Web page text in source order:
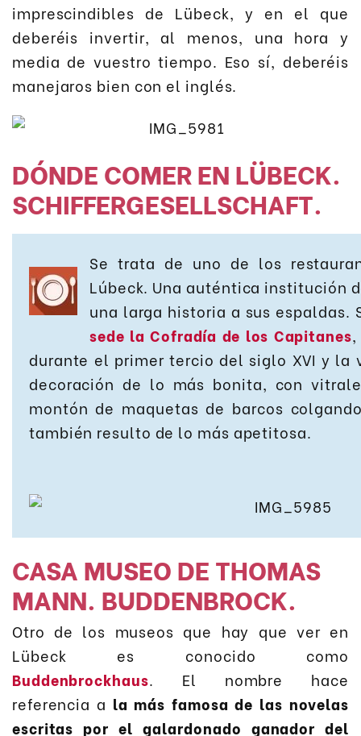
imprescindibles de Lübeck, y en el que
deberéis invertir, al menos, una hora y
media de vuestro tiempo. Eso sí, deberéis
manejaros bien con el inglés.
DÓNDE COMER EN LÜBECK.
SCHIFFERGESELLSCHAFT.
Se trata de uno de los
Lúbeck. Una auténtica institución
una larga historia a sus espaldas.
sede la Cofradía de los Capitanes
durante el primer tercio del siglo XVI y la
decoración de lo más bonita, con
montón de maquetas de barcos
también resulto de lo más apetitosa.
CASA MUSEO DE THOMAS
MANN. BUDDENBROCK.
Otro de los museos que hay que ver en
Lübeck es conocido como
Buddenbrockhaus. El nombre hace
referencia a la más famosa de las novelas
escritas por el galardonado ganador del